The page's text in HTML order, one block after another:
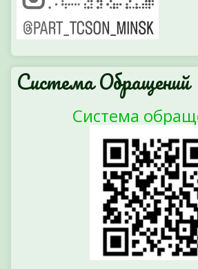
Система Обращений
Система